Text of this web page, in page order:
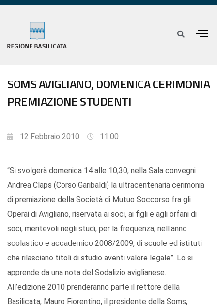
SOMS AVIGLIANO, DOMENICA CERIMONIA
PREMIAZIONE STUDENTI
12 Febbraio 2010 11:00
“Si svolgerà domenica 14 alle 10,30, nella Sala convegni
Andrea Claps (Corso Garibaldi) la ultracentenaria cerimonia
di premiazione della Società di Mutuo Soccorso fra gli
Operai di Avigliano, riservata ai soci, ai figli e agli orfani di
soci, meritevoli negli studi, per la frequenza, nell’anno
scolastico e accademico 2008/2009, di scuole ed istituti
che rilasciano titoli di studio aventi valore legale”. Lo si
apprende da una nota del Sodalizio aviglianese.
All’edizione 2010 prenderanno parte il rettore della
Basilicata, Mauro Fiorentino, il presidente della Soms,